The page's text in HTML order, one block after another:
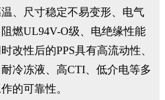
、尺寸稳定不易变形、电气
燃UL94V-O级、电绝缘性能
改性后的PPS具有高流动性、
冷冻液、高CTI、低介电等多
的可靠性。